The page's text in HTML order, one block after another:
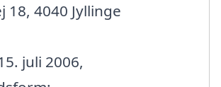
18, 4040 Jyllinge
juli 2006,